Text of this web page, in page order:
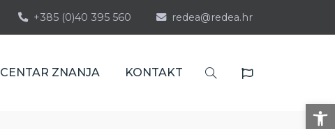
+385 (0)40 395 560 redea@redea.hr
CENTAR ZNANJA KONTAKT